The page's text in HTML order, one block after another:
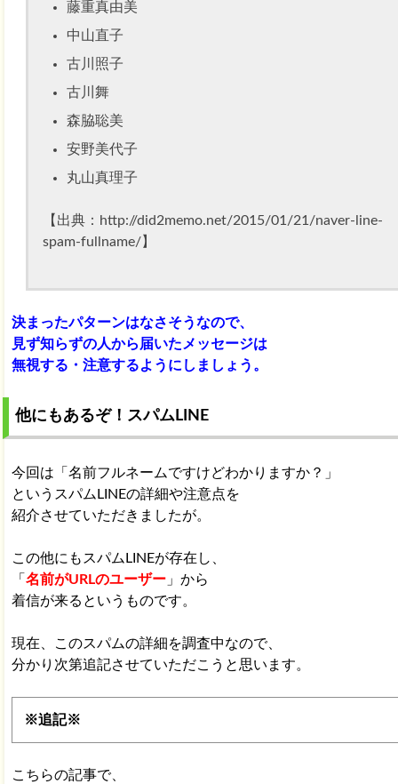
藤重真由美
中山直子
古川照子
古川舞
森脇聡美
安野美代子
丸山真理子
【出典：http://did2memo.net/2015/01/21/naver-line-
spam-fullname/】
決まったパターンはなさそうなので、
見ず知らずの人から届いたメッセージは
無視する・注意するようにしましょう。
他にもあるぞ！スパムLINE
今回は「名前フルネームですけどわかりますか？」
というスパムLINEの詳細や注意点を
紹介させていただきましたが。
この他にもスパムLINEが存在し、
「 名前がURLのユーザー」から
着信が来るというものです。
現在、このスパムの詳細を調査中なので、
分かり次第追記させていただこうと思います。
※追記※
こちらの記事で、